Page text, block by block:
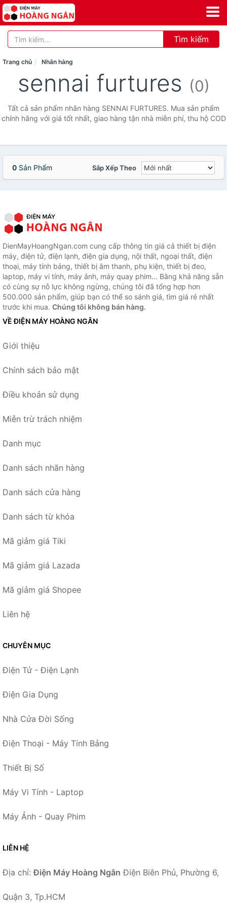
Tìm kiếm
Trang chủ Nhãn hàng
sennai furtures (0)
Tất cả sản phẩm nhãn hàng SENNAI FURTURES. Mua sản phẩm
chính hãng với giá tốt nhất, giao hàng tận nhà miễn phí, thu hộ COD
0 Sản Phẩm Sắp Xếp Theo
DienMayHoangNgan.com cung cấp thông tin giá cả thiết bị điện
máy, điện tử, điện lạnh, điện gia dụng, nội thất, ngoại thất, điện
thoại, máy tính bảng, thiết bị âm thanh, phụ kiện, thiết bị đeo,
laptop, máy vi tính, máy ảnh, máy quay phim... Bằng khả năng sẵn
có cùng sự nỗ lực không ngừng, chúng tôi đã tổng hợp hơn
500.000 sản phẩm, giúp bạn có thể so sánh giá, tìm giá rẻ nhất
trước khi mua. Chúng tôi không bán hàng.
VỀ ĐIỆN MÁY HOÀNG NGÂN
Giới thiệu
Chính sách bảo mật
Điều khoản sử dụng
Miễn trừ trách nhiệm
Danh mục
Danh sách nhãn hàng
Danh sách cửa hàng
Danh sách từ khóa
Mã giảm giá Tiki
Mã giảm giá Lazada
Mã giảm giá Shopee
Liên hệ
CHUYÊN MỤC
Điện Tử - Điện Lạnh
Điện Gia Dụng
Nhà Cửa Đời Sống
Điện Thoại - Máy Tính Bảng
Thiết Bị Số
Máy Vi Tính - Laptop
Máy Ảnh - Quay Phim
LIÊN HỆ
Địa chỉ:Điện Máy Hoàng Ngân Điện Biên Phủ, Phường 6,
Quận 3, Tp.HCM